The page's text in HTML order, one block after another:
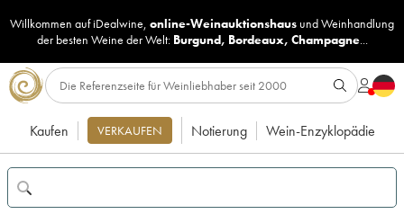
Willkommen auf iDealwine, online-Weinauktionshaus undWeinhandlung
der besten Weine der Welt: Burgund, Bordeaux, Champagne...
Kaufen VERKAUFEN Notierung Wein-Enzyklopädie